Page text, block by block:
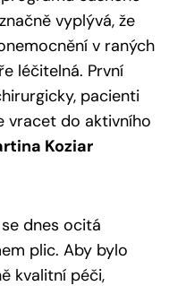
vyplývá, že
v raných
léčitelná. První
pacienti
vracet do aktivního
Koziar
dnes ocitá
plic. Aby bylo
kvalitní péči,